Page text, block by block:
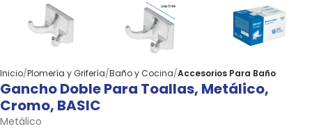
Inicio Plomería y Grifería Baño y Cocina Accesorios Para Baño
Gancho Doble Para Toallas, Metálico,
Cromo, BASIC
Metálico